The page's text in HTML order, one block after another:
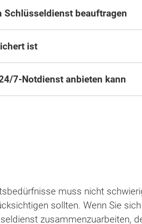
Schlüsseldienst beauftragen
ist
7-Notdienst anbieten kann
muss nicht
sollten. Wenn Sie
zusammenzuarbeiten,